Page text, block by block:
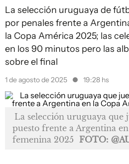
La selección uruguaya de
por penales frente a
la Copa América 2025; las
en los 90 minutos pero las
sobre el final
1 de agosto de 2025 19:28 hs
La selección uruguaya que
puesto frente a Argentina
femenina 2025 FOTO: